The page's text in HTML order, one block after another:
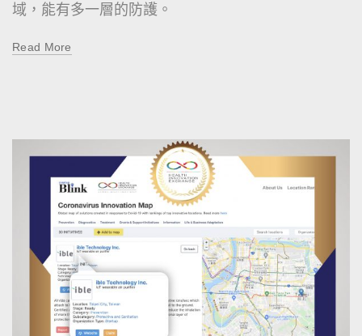
域，能有多一層的防護。
Read More